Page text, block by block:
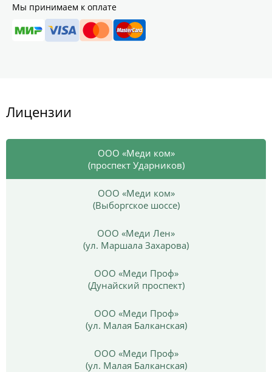
Мы принимаем к оплате
Лицензии
ООО «Меди ком»
(проспект Ударников)
ООО «Меди ком»
(Выборгское шоссе)
ООО «Меди Лен»
(ул. Маршала Захарова)
ООО «Меди Проф»
(Дунайский проспект)
ООО «Меди Проф»
(ул. Малая Балканская)
ООО «Меди Проф»
(ул. Малая Балканская)